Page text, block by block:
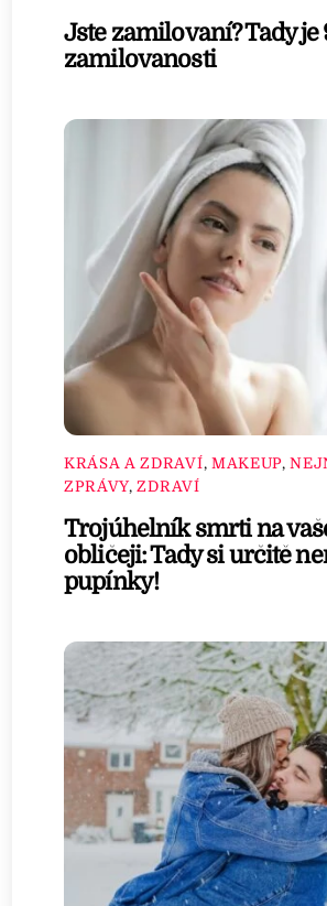
Jste zamilovaní? Tady
zamilovanosti
KRÁSA A ZDRAVÍ, MAKEUP,
ZPRÁVY,ZDRAVÍ
Trojúhelník smrti na
obličeji: Tady si určitě
pupínky!